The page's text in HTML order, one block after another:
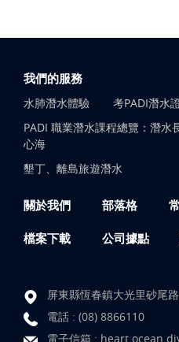
我們的服務
水肺潛水體驗
考PADI潛水
PADI 職業潛水課程總覽：潛水
心海
墾丁、離島旅遊潛水
關於我們 部落格
檔案下載 公司據點
屏東縣恆春鎮大光里砂尾
電話 : (08) 8866110
電子信箱 :